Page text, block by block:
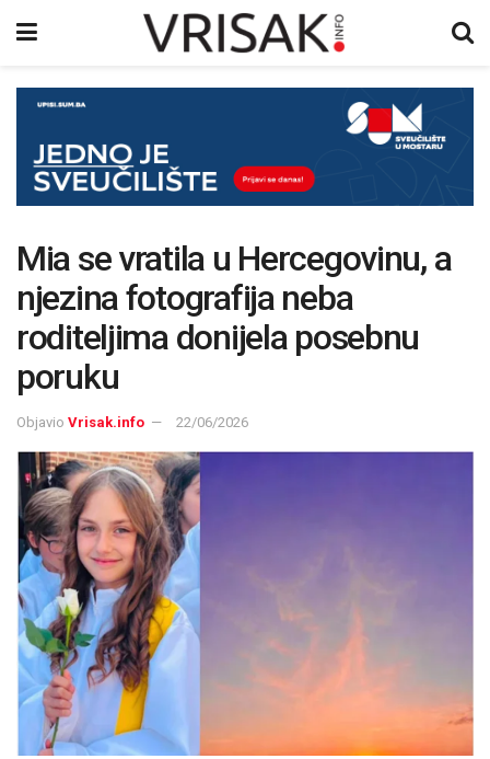
Mia se vratila u Hercegovinu, a
njezina fotografija neba
roditeljima donijela posebnu
poruku
Objavio Vrisak.info 22/06/2026